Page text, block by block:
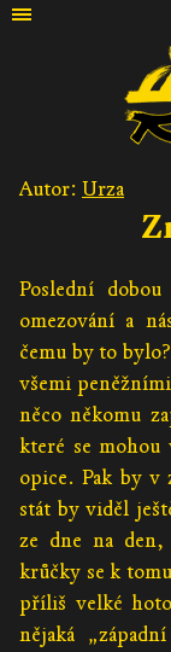
Autor: Urza
Poslední
omezování a
čemu by to
všemi
něco někomu
které se mohou
opice. Pak by v
stát by viděl
ze dne na
krůčky se k
příliš velké
nějaká